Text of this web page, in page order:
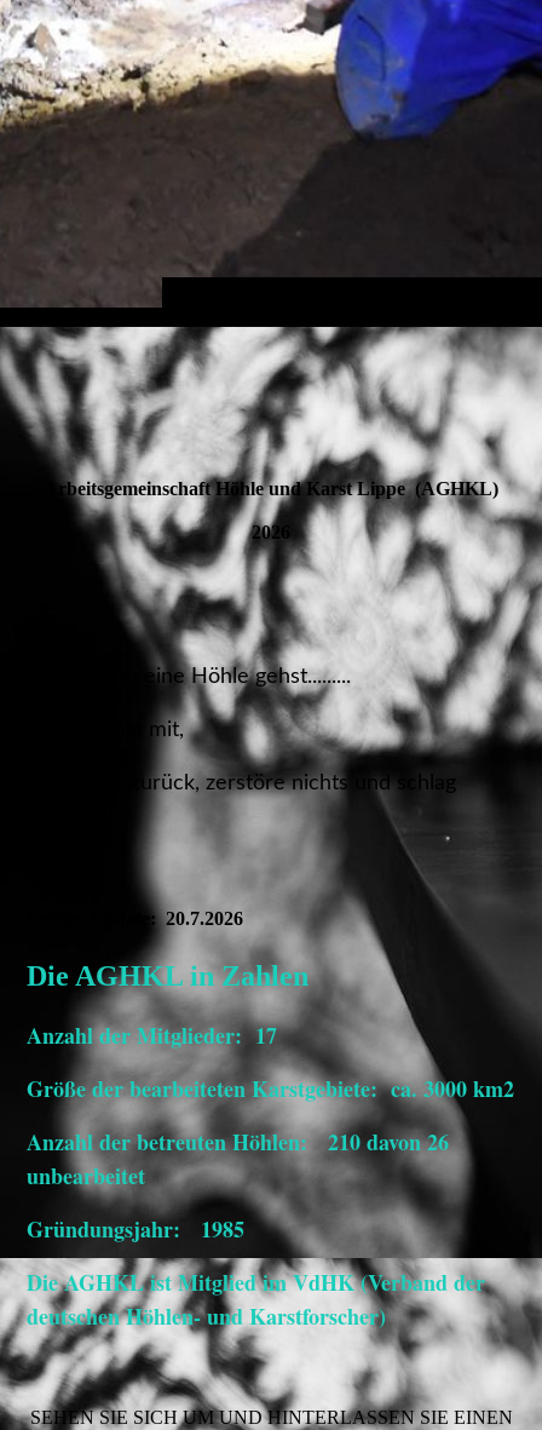
Arbeitsgemeinschaft Höhle und Karst Lippe (AGHKL)
2026
Wenn du in eine Höhle gehst.........
nimm nichts mit,
lass nichts zurück, zerstöre nichts und schlag
Letztes Update: 20.7.2026
Die AGHKL in Zahlen
Anzahl der Mitglieder: 17
Größe der bearbeiteten Karstgebiete: ca. 3000 km2
Anzahl der betreuten Höhlen: 210 davon 26
unbearbeitet
Gründungsjahr: 1985
Die AGHKL ist Mitglied im VdHK (Verband der
deutschen Höhlen- und Karstforscher)
SEHEN SIE SICH UM UND HINTERLASSEN SIE EINEN